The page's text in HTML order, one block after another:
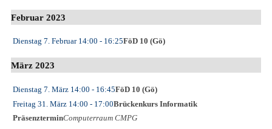
Februar 2023
Dienstag 7. Februar14:00 - 16:25FöD 10 (Gö)
März 2023
Dienstag 7. März 14:00 - 16:45FöD 10 (Gö)
Freitag 31. März 14:00 - 17:00Brückenkurs Informatik
PräsenzterminComputerraum CMPG